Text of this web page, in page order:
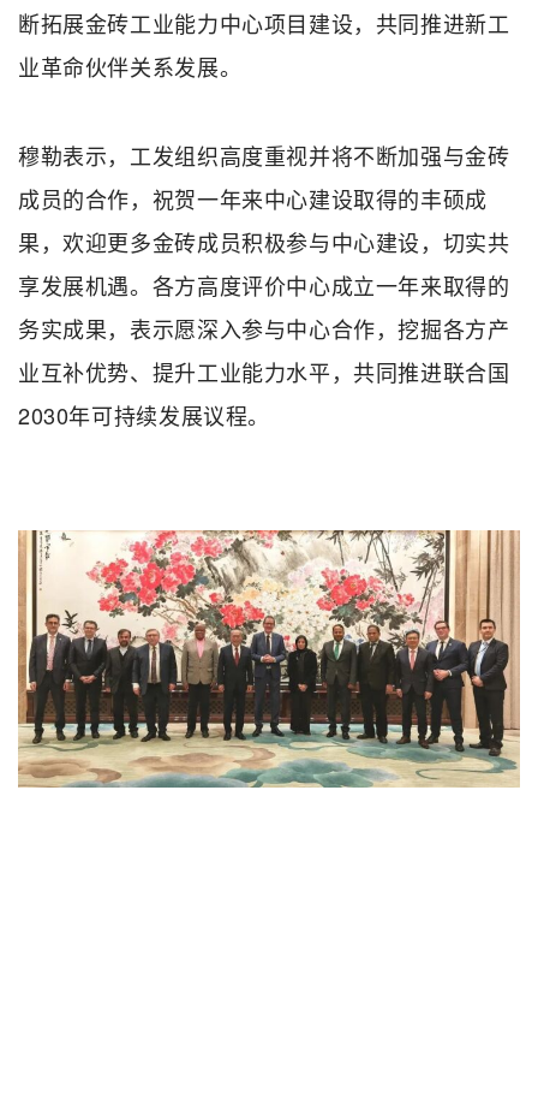
断拓展金砖工业能力中心项目建设，共同推进新工
业革命伙伴关系发展。
穆勒表示，工发组织高度重视并将不断加强与金砖
成员的合作，祝贺一年来中心建设取得的丰硕成
果，欢迎更多金砖成员积极参与中心建设，切实共
享发展机遇。各方高度评价中心成立一年来取得的
务实成果，表示愿深入参与中心合作，挖掘各方产
业互补优势、提升工业能力水平，共同推进联合国
2030年可持续发展议程。